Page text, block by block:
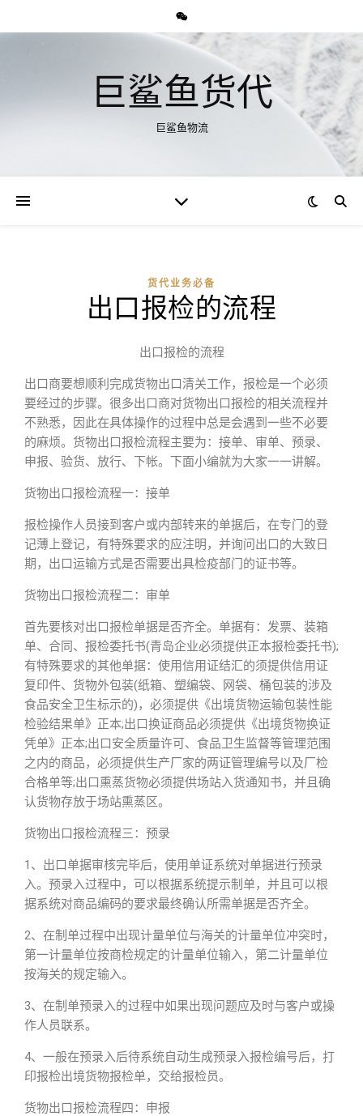
巨鲨鱼货代
巨鲨鱼物流
货代业务必备
出口报检的流程
出口报检的流程
出口商要想顺利完成货物出口清关工作，报检是一个必须
要经过的步骤。很多出口商对货物出口报检的相关流程并
不熟悉，因此在具体操作的过程中总是会遇到一些不必要
的麻烦。货物出口报检流程主要为：接单、审单、预录、
申报、验货、放行、下帐。下面小编就为大家一一讲解。
货物出口报检流程一：接单
报检操作人员接到客户或内部转来的单据后，在专门的登
记薄上登记，有特殊要求的应注明，并询问出口的大致日
期，出口运输方式是否需要出具检疫部门的证书等。
货物出口报检流程二：审单
首先要核对出口报检单据是否齐全。单据有：发票、装箱
单、合同、报检委托书(青岛企业必须提供正本报检委托书);
有特殊要求的其他单据：使用信用证结汇的须提供信用证
复印件、货物外包装(纸箱、塑编袋、网袋、桶包装的涉及
食品安全卫生标示的)，必须提供《出境货物运输包装性能
检验结果单》正本;出口换证商品必须提供《出境货物换证
凭单》正本;出口安全质量许可、食品卫生监督等管理范围
之内的商品，必须提供生产厂家的两证管理编号以及厂检
合格单等;出口熏蒸货物必须提供场站入货通知书，并且确
认货物存放于场站熏蒸区。
货物出口报检流程三：预录
1、出口单据审核完毕后，使用单证系统对单据进行预录
入。预录入过程中，可以根据系统提示制单，并且可以根
据系统对商品编码的要求最终确认所需单据是否齐全。
2、在制单过程中出现计量单位与海关的计量单位冲突时，
第一计量单位按商检规定的计量单位输入，第二计量单位
按海关的规定输入。
3、在制单预录入的过程中如果出现问题应及时与客户或操
作人员联系。
4、一般在预录入后待系统自动生成预录入报检编号后，打
印报检出境货物报检单，交给报检员。
货物出口报检流程四：申报